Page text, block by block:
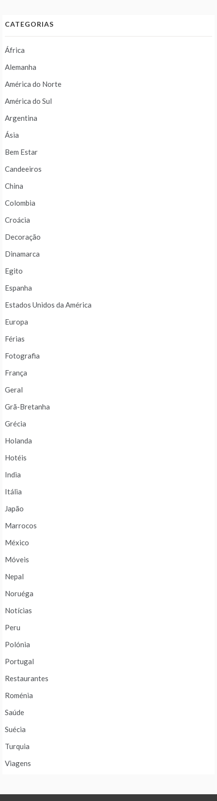
CATEGORIAS
África
Alemanha
América do Norte
América do Sul
Argentina
Ásia
Bem Estar
Candeeiros
China
Colombia
Croácia
Decoração
Dinamarca
Egito
Espanha
Estados Unidos da América
Europa
Férias
Fotografia
França
Geral
Grã-Bretanha
Grécia
Holanda
Hotéis
India
Itália
Japão
Marrocos
México
Móveis
Nepal
Noruéga
Notícias
Peru
Polónia
Portugal
Restaurantes
Roménia
Saúde
Suécia
Turquia
Viagens